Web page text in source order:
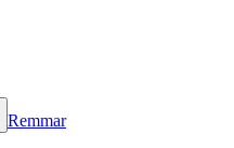
Remmar